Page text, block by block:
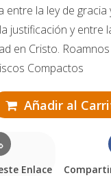
entre la ley de gracia
justificación y entre
en Cristo.
Compactos
Añadir al
Enlace